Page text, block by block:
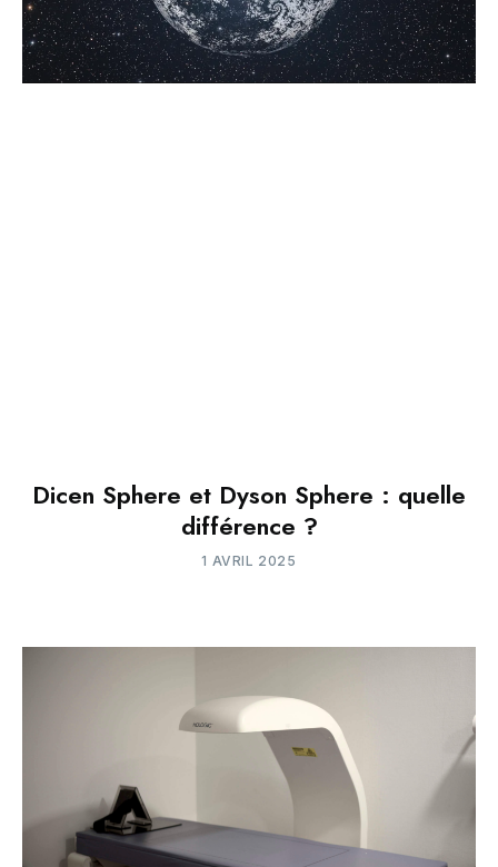
Dicen Sphere et Dyson Sphere : quelle
différence ?
1 AVRIL 2025